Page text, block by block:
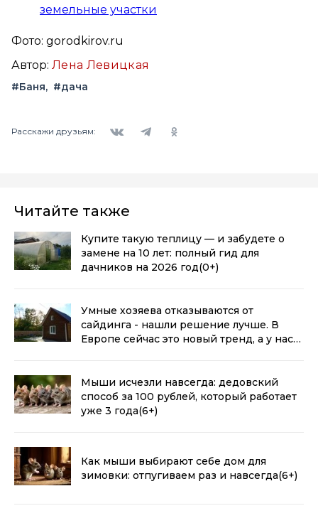
земельные участки
Фото: gorodkirov.ru
Автор: Лена Левицкая
#Баня #дача
Расскажи друзьям:
Читайте также
Купите такую теплицу — и забудете о
замене на 10 лет: полный гид для
дачников на 2026 год(0+)
Умные хозяева отказываются от
сайдинга - нашли решение лучше. В
Европе сейчас это новый тренд, а у нас
Мыши исчезли навсегда: дедовский
способ за 100 рублей, который работает
уже 3 года(6+)
Как мыши выбирают себе дом для
зимовки: отпугиваем раз и навсегда(6+)